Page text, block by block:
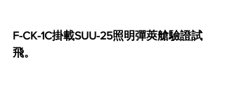
F-CK-1C掛載SUU-25照明彈莢艙驗證試
飛。